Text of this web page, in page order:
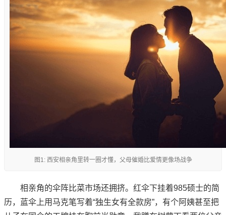
图1: 西安相亲角里转一圈才懂，父母催婚比爱情更像场战争
相亲角的伞阵比菜市场还拥挤。红伞下挂着985硕士的简
历，蓝伞上用马克笔写着“独生女有全款房”，有个阿姨甚至把